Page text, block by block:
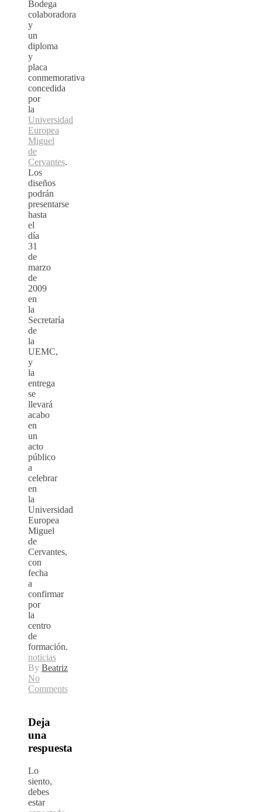
Bodega
colaboradora
y
un
diploma
y
placa
conmemorativa
concedida
por
la
Universidad
Europea
Miguel
de
Cervantes.
Los
diseños
podrán
presentarse
hasta
el
día
31
de
marzo
de
2009
en
la
Secretaría
de
la
UEMC,
y
la
entrega
se
llevará
acabo
en
un
acto
público
a
celebrar
en
la
Universidad
Europea
Miguel
de
Cervantes,
con
fecha
a
confirmar
por
la
centro
de
formación.
noticias
By Beatriz
No
Comments
Deja
una
respuesta
Lo
siento,
debes
estar